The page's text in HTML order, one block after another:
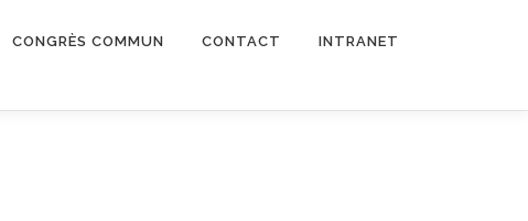
CONGRÈS COMMUN CONTACT INTRANET